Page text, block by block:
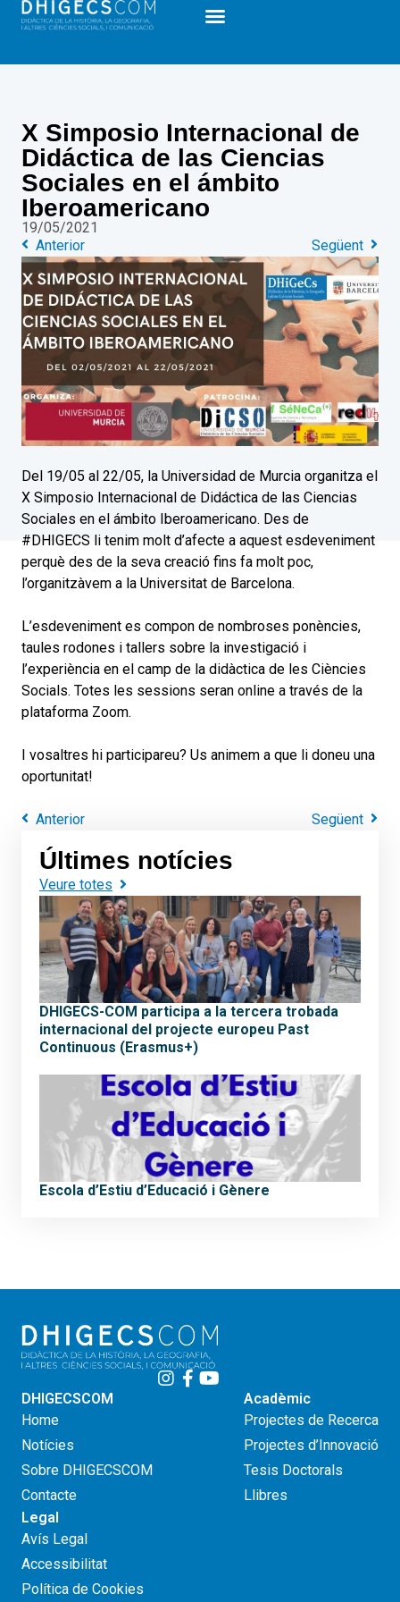
X Simposio Internacional de
Didáctica de las Ciencias
Sociales en el ámbito
Iberoamericano
19/05/2021
Anterior
Següent
Del 19/05 al 22/05, la Universidad de Murcia organitza el
X Simposio Internacional de Didáctica de las Ciencias
Sociales en el ámbito Iberoamericano. Des de
#DHIGECS li tenim molt d’afecte a aquest esdeveniment
perquè des de la seva creació fins fa molt poc,
l’organitzàvem a la Universitat de Barcelona.
L’esdeveniment es compon de nombroses ponències,
taules rodones i tallers sobre la investigació i
l’experiència en el camp de la didàctica de les Ciències
Socials. Totes les sessions seran online a través de la
plataforma Zoom.
I vosaltres hi participareu? Us animem a que li doneu una
oportunitat!
Anterior Següent
Últimes notícies
Veure totes
DHIGECS-COM participa a la tercera trobada
internacional del projecte europeu Past
Continuous (Erasmus+)
Escola d’Estiu d’Educació i Gènere
DHIGECSCOM
Home
Notícies
Sobre DHIGECSCOM
Contacte
Acadèmic
Projectes de Recerca
Projectes d’Innovació
Tesis Doctorals
Llibres
Legal
Avís Legal
Accessibilitat
Política de Cookies